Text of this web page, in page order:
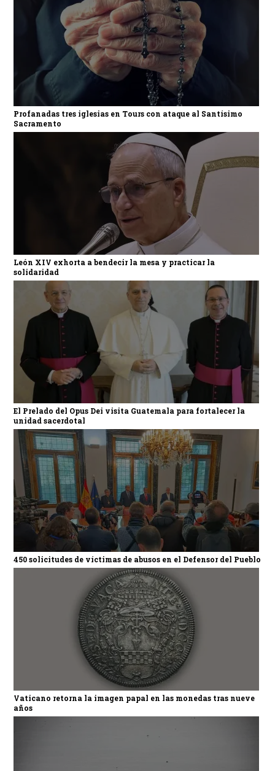
Profanadas tres iglesias en Tours con ataque al Santísimo
Sacramento
León XIV exhorta a bendecir la mesa y practicar la
solidaridad
El Prelado del Opus Dei visita Guatemala para fortalecer la
unidad sacerdotal
450 solicitudes de víctimas de abusos en el Defensor del Pueblo
Vaticano retorna la imagen papal en las monedas tras nueve
años